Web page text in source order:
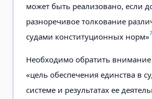
может быть реализовано, если
разноречивое толкование
судами конституционных норм»7
Необходимо обратить внимание
«цель обеспечения единства в
системе и результатах ее